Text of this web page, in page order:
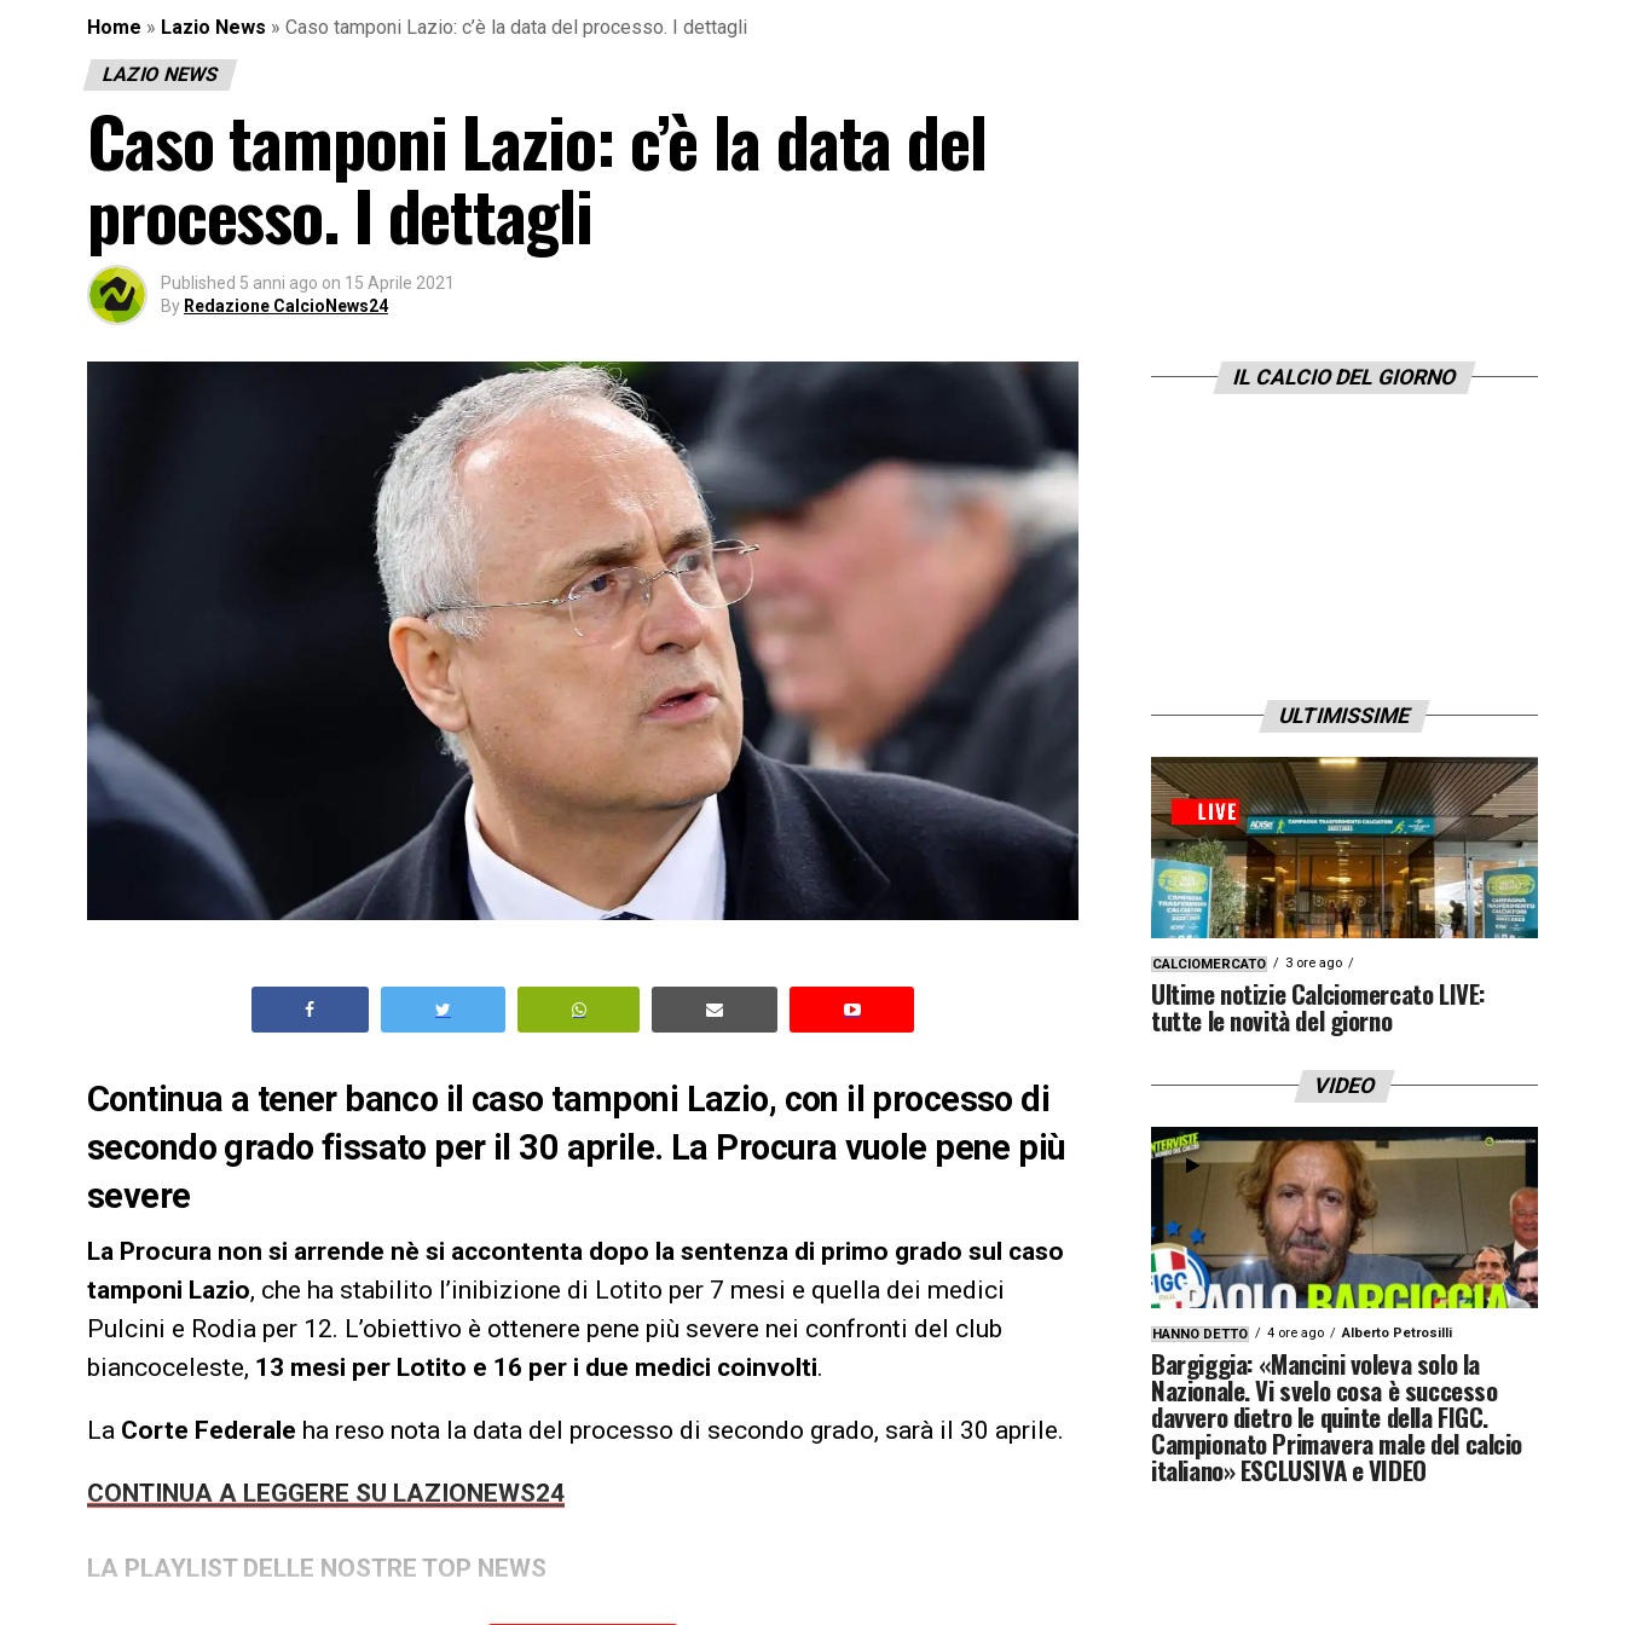
Home » Lazio News » Caso tamponi Lazio: c’è la data del processo. I dettagli
LAZIO NEWS
Caso tamponi Lazio: c’è la data del
processo. I dettagli
Published 5 anni ago on 15 Aprile 2021
By Redazione CalcioNews24
Continua a tener banco il caso tamponi Lazio, con il processo di
secondo grado fissato per il 30 aprile. La Procura vuole pene più
severe
La Procura non si arrende nè si accontenta dopo la sentenza di primo grado sul caso
tamponi Lazio, che ha stabilito l’inibizione di Lotito per 7 mesi e quella dei medici
Pulcini e Rodia per 12. L’obiettivo è ottenere pene più severe nei confronti del club
biancoceleste, 13 mesi per Lotito e 16 per i due medici coinvolti.
La Corte Federale ha reso nota la data del processo di secondo grado, sarà il 30 aprile.
CONTINUA A LEGGERE SU LAZIONEWS24
LA PLAYLIST DELLE NOSTRE TOP NEWS
IL CALCIO DEL GIORNO
ULTIMISSIME
CALCIOMERCATO 3 ore ago
Ultime notizie Calciomercato LIVE:
tutte le novità del giorno
VIDEO
HANNO DETTO 4 ore ago Alberto Petrosilli
Bargiggia: «Mancini voleva solo la
Nazionale. Vi svelo cosa è successo
davvero dietro le quinte della FIGC.
Campionato Primavera male del calcio
italiano» ESCLUSIVA e VIDEO